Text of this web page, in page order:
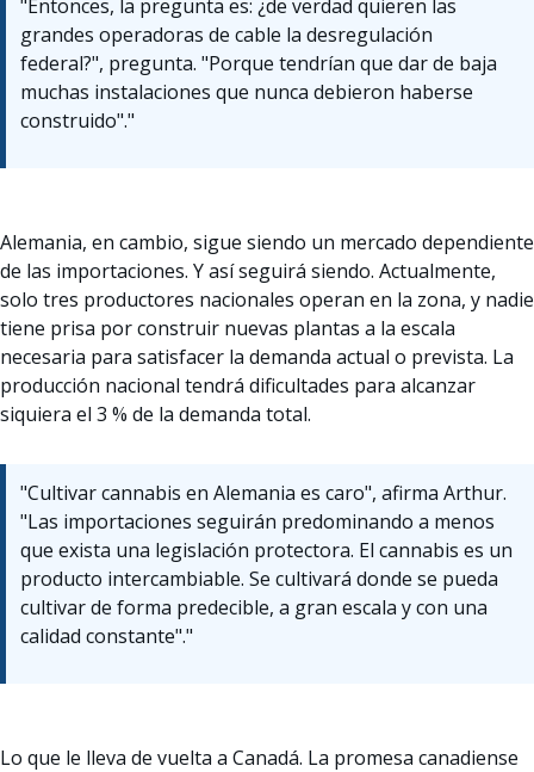
"Entonces, la pregunta es: ¿de verdad quieren las
grandes operadoras de cable la desregulación
federal?", pregunta. "Porque tendrían que dar de baja
muchas instalaciones que nunca debieron haberse
construido"."
Alemania, en cambio, sigue siendo un mercado dependiente
de las importaciones. Y así seguirá siendo. Actualmente,
solo tres productores nacionales operan en la zona, y nadie
tiene prisa por construir nuevas plantas a la escala
necesaria para satisfacer la demanda actual o prevista. La
producción nacional tendrá dificultades para alcanzar
siquiera el 3 % de la demanda total.
"Cultivar cannabis en Alemania es caro", afirma Arthur.
"Las importaciones seguirán predominando a menos
que exista una legislación protectora. El cannabis es un
producto intercambiable. Se cultivará donde se pueda
cultivar de forma predecible, a gran escala y con una
calidad constante"."
Lo que le lleva de vuelta a Canadá. La promesa canadiense